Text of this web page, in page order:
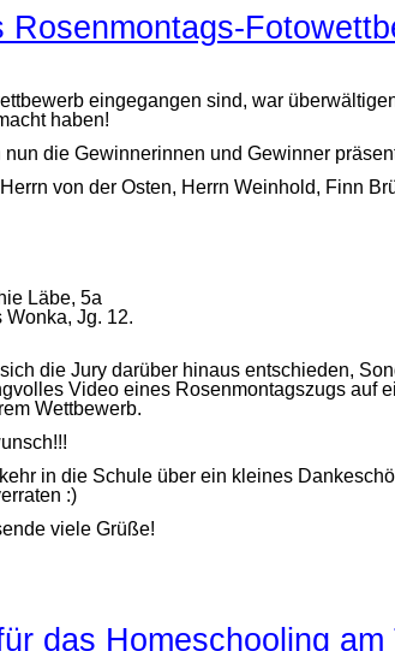
eingegangen sind, war
haben!
die Gewinnerinnen und Gewinner
von der Osten, Herrn Weinhold, Finn
Läbe, 5a
Jg. 12.
die Jury darüber hinaus entschieden,
Video eines Rosenmontagszugs
Wettbewerb.
in die Schule über ein kleines
:)
viele Grüße!
das Homeschooling am